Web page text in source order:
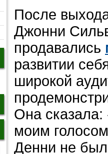
После
Джонни
продавались
развитии
широкой
Она сказала:
моим
Денни не